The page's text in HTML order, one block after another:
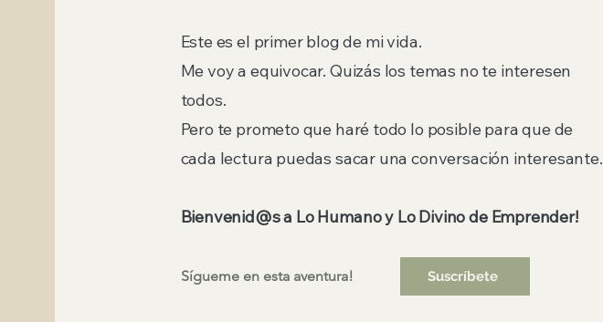
Este es el primer blog de mi vida.
Me voy a equivocar. Quizás los temas no te interesen
todos.
Pero te prometo que haré todo lo posible para que de
cada lectura puedas sacar una conversación interesante.
Bienvenid@s a Lo Humano y Lo Divino de Emprender!
Sígueme en esta aventura! Suscríbete